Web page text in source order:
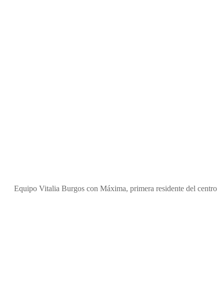
Equipo Vitalia Burgos con Máxima, primera residente del centro